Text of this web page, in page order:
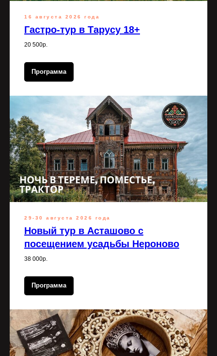
16 августа 2026 года
Гастро-тур в Тарусу 18+
20 500р.
Программа
29-30 августа 2026 года
Новый тур в Асташово с
посещением усадьбы Нероново
38 000р.
Программа